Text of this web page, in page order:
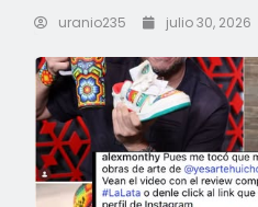
uranio235 julio 30, 2026